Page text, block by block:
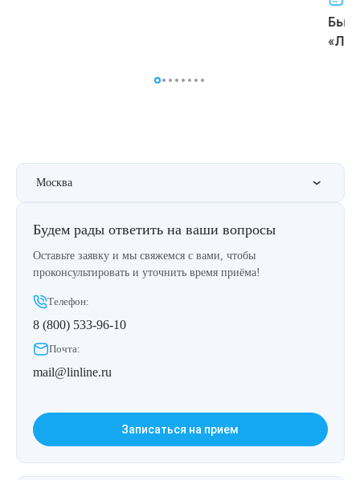
Москва
Будем рады ответить на ваши вопросы
Оставьте заявку и мы свяжемся с вами, чтобы
проконсультировать и уточнить время приёма!
Телефон:
8 (800) 533-96-10
Почта:
mail@linline.ru
Записаться на прием